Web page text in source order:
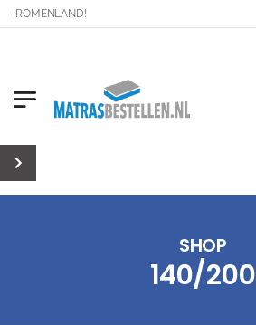
SHOP
140/200